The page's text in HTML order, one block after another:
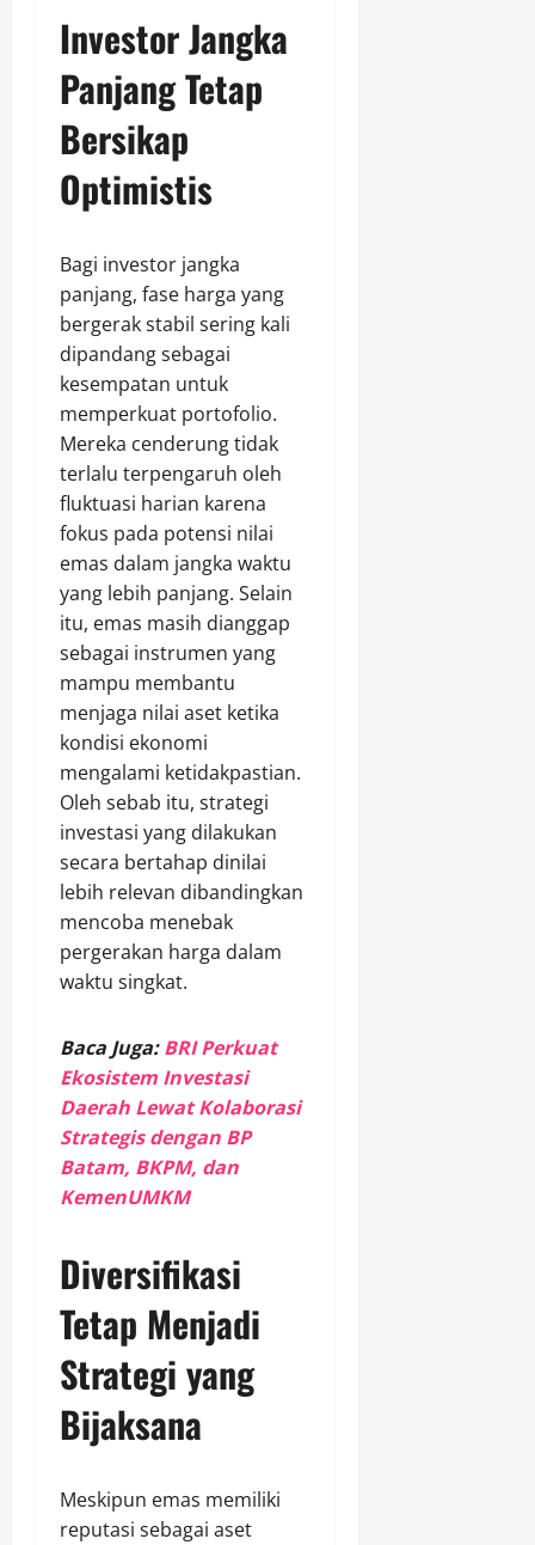
Investor Jangka
Panjang Tetap
Bersikap
Optimistis
Bagi investor jangka
panjang, fase harga yang
bergerak stabil sering kali
dipandang sebagai
kesempatan untuk
memperkuat portofolio.
Mereka cenderung tidak
terlalu terpengaruh oleh
fluktuasi harian karena
fokus pada potensi nilai
emas dalam jangka waktu
yang lebih panjang. Selain
itu, emas masih dianggap
sebagai instrumen yang
mampu membantu
menjaga nilai aset ketika
kondisi ekonomi
mengalami ketidakpastian.
Oleh sebab itu, strategi
investasi yang dilakukan
secara bertahap dinilai
lebih relevan dibandingkan
mencoba menebak
pergerakan harga dalam
waktu singkat.
Baca Juga: BRI Perkuat
Ekosistem Investasi
Daerah Lewat Kolaborasi
Strategis dengan BP
Batam, BKPM, dan
KemenUMKM
Diversifikasi
Tetap Menjadi
Strategi yang
Bijaksana
Meskipun emas memiliki
reputasi sebagai aset